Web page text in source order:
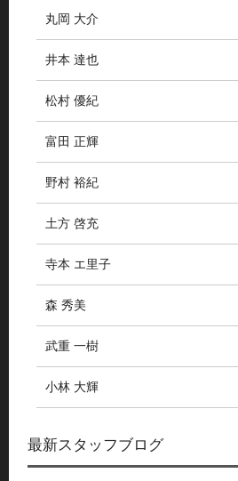
丸岡 大介
井本 達也
松村 優紀
富田 正輝
野村 裕紀
土方 啓充
寺本 エ里子
森 秀美
武重 一樹
小林 大輝
最新スタッフブログ